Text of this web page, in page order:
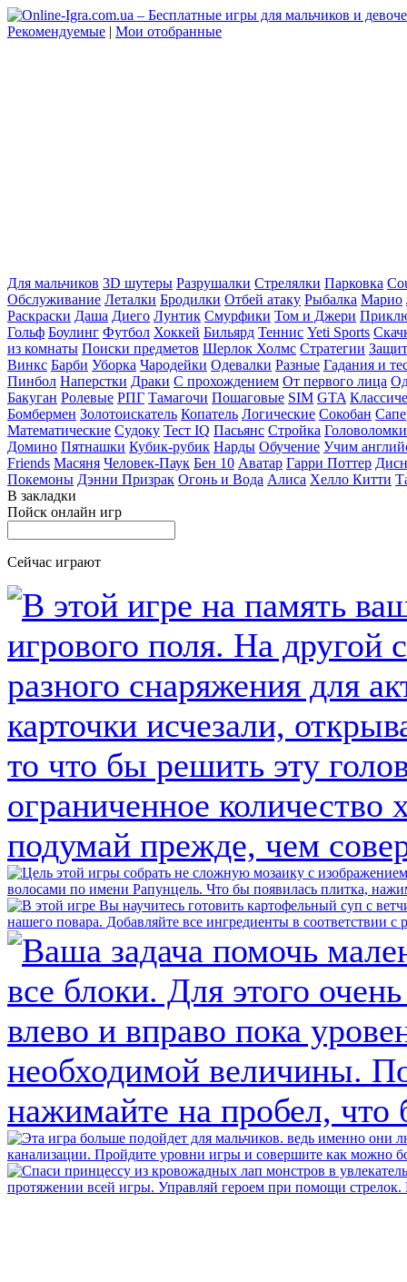
Рекомендуемые | Мои отобранные
Для мальчиков 3D шутеры Разрушалки Стрелялки Парковка
Обслуживание Леталки Бродилки Отбей атаку Рыбалка Марио
Раскраски Даша Диего Лунтик Смурфики Том и Джери
Гольф Боулинг Футбол Хоккей Бильярд Теннис Yeti Sports
из комнаты Поиски предметов Шерлок Холмс Стратегии
Винкс Барби Уборка Чародейки Одевалки Разные Гадания и
Пинбол Наперстки Драки С прохождением От первого лица
Бакуган Ролевые РПГ Тамагочи Пошаговые SIM GTA
Бомбермен Золотоискатель Копатель Логические Сокобан
Математические Судоку Тест IQ Пасьянс Стройка Головоломки
Домино Пятнашки Кубик-рубик Нарды Обучение Учим
Friends Масяня Человек-Паук Бен 10 Аватар Гарри Поттер
Покемоны Дэнни Призрак Огонь и Вода Алиса Хелло Китти
В закладки
Пойск онлайн игр
Сейчас играют